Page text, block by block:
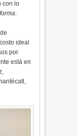
con lo
.
ideal
por
está en